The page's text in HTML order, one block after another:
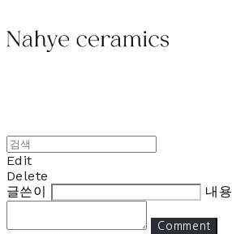
Edit
Delete
글쓴이
내용
Comment